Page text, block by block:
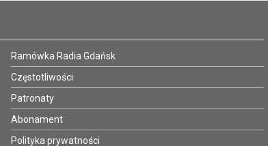
Ramówka Radia Gdańsk
Częstotliwości
Patronaty
Abonament
Polityka prywatności